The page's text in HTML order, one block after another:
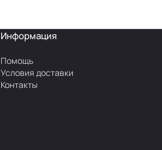
Информация
Помощь
Условия доставки
Контакты